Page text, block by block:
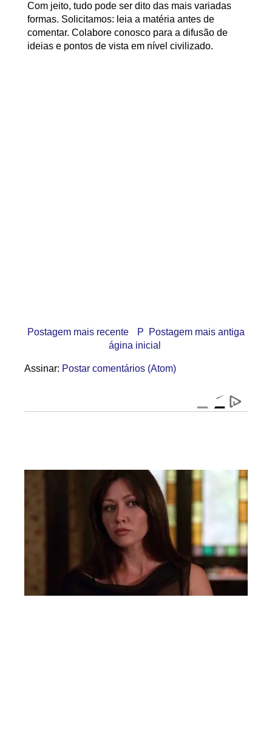
Com jeito, tudo pode ser dito das mais variadas
formas. Solicitamos: leia a matéria antes de
comentar. Colabore conosco para a difusão de
ideias e pontos de vista em nível civilizado.
Postagem mais recente Postagem mais antiga
P
ágina inicial
Assinar: Postar comentários (Atom)